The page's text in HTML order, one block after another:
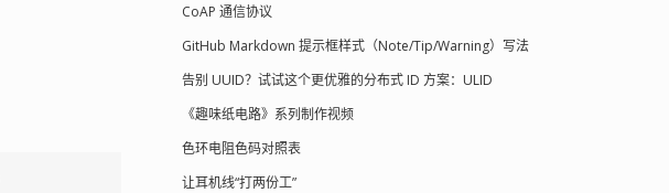
CoAP 通信协议
GitHub Markdown 提示框样式（Note/Tip/Warning）写法
告别 UUID？试试这个更优雅的分布式 ID 方案：ULID
《趣味纸电路》系列制作视频
色环电阻色码对照表
让耳机线“打两份工”